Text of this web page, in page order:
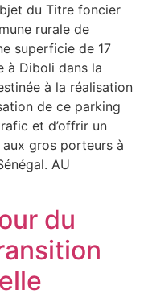
du Titre foncier
rurale de
superficie de 17
à Diboli dans la
à la réalisation
de ce parking
et d’offrir un
gros porteurs à
AU
du